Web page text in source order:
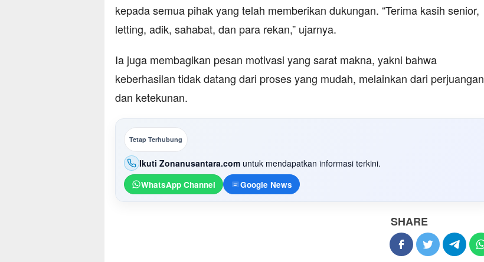
kepada semua pihak yang telah memberikan dukungan. “Terima kasih senior,
letting, adik, sahabat, dan para rekan,” ujarnya.
Ia juga membagikan pesan motivasi yang sarat makna, yakni bahwa
keberhasilan tidak datang dari proses yang mudah, melainkan dari perjuangan
dan ketekunan.
Tetap Terhubung
Ikuti Zonanusantara.com untuk mendapatkan informasi terkini.
WhatsApp Channel Google News
SHARE